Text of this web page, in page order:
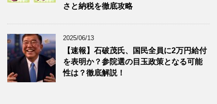
さと納税を徹底攻略
2025/06/13
【速報】石破茂氏、国民全員に2万円給付
を表明か？参院選の目玉政策となる可能
性は？徹底解説！